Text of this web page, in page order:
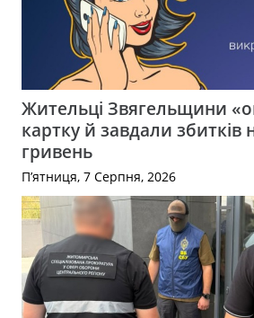
Жительці Звягельщини
картку й завдали збитків
гривень
П’ятниця, 7 Серпня, 2026